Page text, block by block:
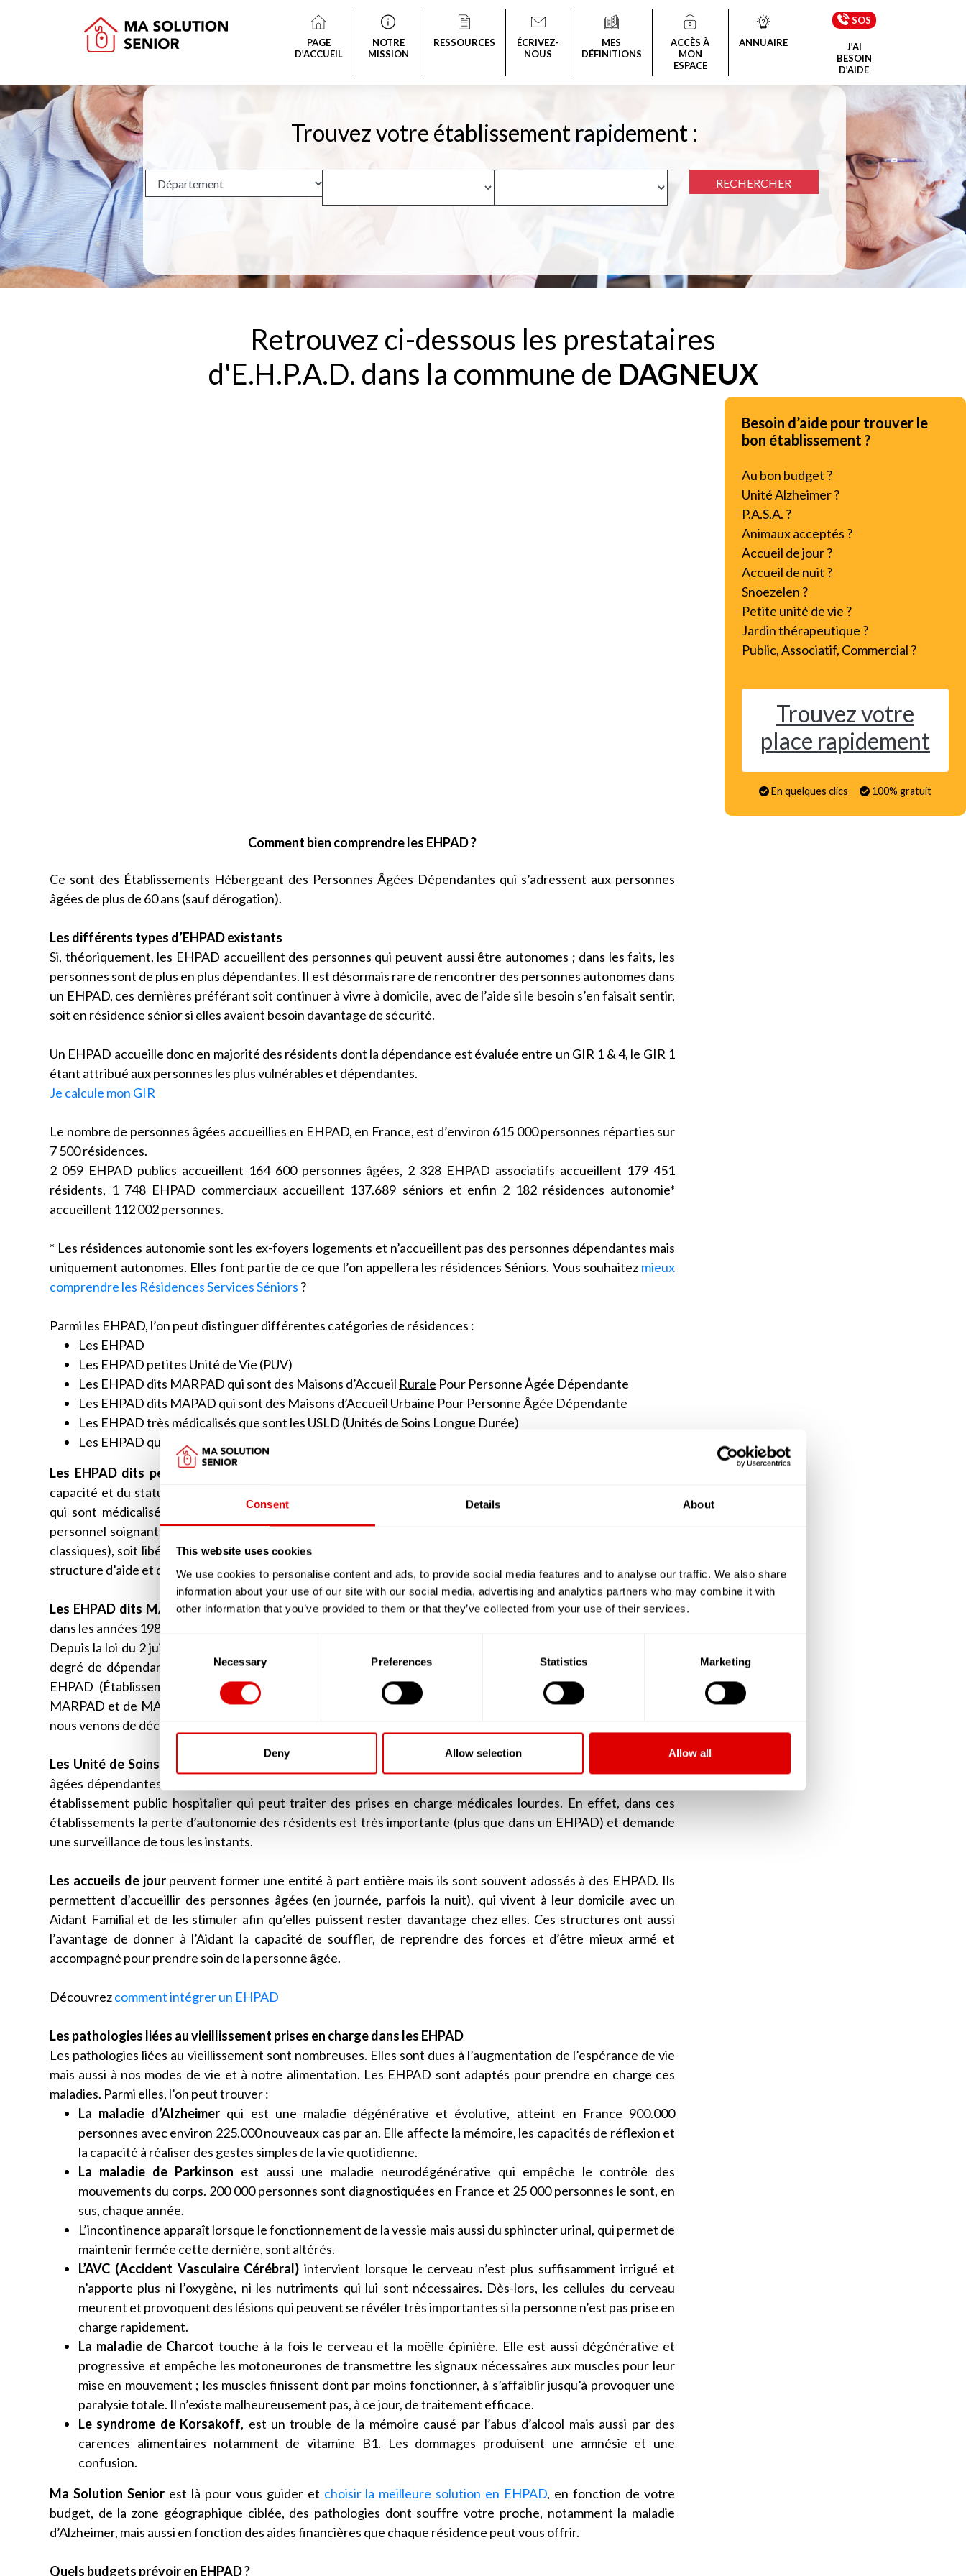
Consent Details About
This website uses cookies
We use cookies to personalise content and ads, to provide social media features and to analyse our traffic. We also share
information about your use of our site with our social media, advertising and analytics partners who may combine it with
other information that you’ve provided to them or that they’ve collected from your use of their services.
Consent
Necessary Preferences Statistics Marketing
Deny Allow selection Allow all
PAGE
D’ACCUEIL
NOTRE
MISSION
RESSOURCES
ÉCRIVEZ-
NOUS
MES
DÉFINITIONS
ACCÈS À
MON
ESPACE
ANNUAIRE
SOS
J’AI
BESOIN
D’AIDE
Trouvez votre établissement rapidement :
RECHERCHER
Retrouvez ci-dessous les prestataires
d'E.H.P.A.D. dans la commune de DAGNEUX
Besoin d’aide pour trouver le
bon établissement ?
Au bon budget ?
Unité Alzheimer ?
P.A.S.A. ?
Animaux acceptés ?
Accueil de jour ?
Accueil de nuit ?
Snoezelen ?
Petite unité de vie ?
Jardin thérapeutique ?
Public, Associatif, Commercial ?
Trouvez votre
place rapidement
En quelques clics 100% gratuit
Comment bien comprendre les EHPAD ?
Ce sont des Établissements Hébergeant des Personnes Âgées Dépendantes qui s’adressent aux personnes
âgées de plus de 60 ans (sauf dérogation).
Les différents types d’EHPAD existants
Si, théoriquement, les EHPAD accueillent des personnes qui peuvent aussi être autonomes ; dans les faits, les
personnes sont de plus en plus dépendantes. Il est désormais rare de rencontrer des personnes autonomes dans
un EHPAD, ces dernières préférant soit continuer à vivre à domicile, avec de l’aide si le besoin s’en faisait sentir,
soit en résidence sénior si elles avaient besoin davantage de sécurité.
Un EHPAD accueille donc en majorité des résidents dont la dépendance est évaluée entre un GIR 1 & 4, le GIR 1
étant attribué aux personnes les plus vulnérables et dépendantes.
Je calcule mon GIR
Le nombre de personnes âgées accueillies en EHPAD, en France, est d’environ 615 000 personnes réparties sur
7 500 résidences.
2 059 EHPAD publics accueillent 164 600 personnes âgées, 2 328 EHPAD associatifs accueillent 179 451
résidents, 1 748 EHPAD commerciaux accueillent 137.689 séniors et enfin 2 182 résidences autonomie*
accueillent 112 002 personnes.
* Les résidences autonomie sont les ex-foyers logements et n’accueillent pas des personnes dépendantes mais
uniquement autonomes. Elles font partie de ce que l’on appellera les résidences Séniors. Vous souhaitez mieux
comprendre les Résidences Services Séniors ?
Parmi les EHPAD, l’on peut distinguer différentes catégories de résidences :
Les EHPAD
Les EHPAD petites Unité de Vie (PUV)
Les EHPAD dits MARPAD qui sont des Maisons d’Accueil Rurale Pour Personne Âgée Dépendante
Les EHPAD dits MAPAD qui sont des Maisons d’Accueil Urbaine Pour Personne Âgée Dépendante
Les EHPAD très médicalisés que sont les USLD (Unités de Soins Longue Durée)
Les EHPAD qui disposent d’unité d’accueil de jour ou de nuit.
Les EHPAD dits petites unité de vie (PUV)
capacité et du statut des intervenants soignants. Elles ne comptent généralement au maximum que 25 places
qui sont médicalisées. Les chambres peuvent s’apparenter à des studios avec des petites kitchenettes. Le
personnel soignant, à la différence des EHPAD classiques, peut être soit salarié (tout comme dans les EHPAD
classiques), soit libéral auquel cas le résident fait appel à ses services, comme s’il vivait à son domicile avec une
structure d’aide et de soins à domicile (SAAD ou SSIAD ou SPASAD).
Les EHPAD dits MARPAD ou MAPADétaient en réalité les EHPAD implantés en milieu rural ou urbain créés
dans les années 1980 et 1990. Ces résidences ne pouvaient accueillir plus de 80 résidents.
Depuis la loi du 2 juillet 2002, les résidences qui ont une capacité d’accueil supérieure à 25 résidents et dont le
degré de dépendance de ses résidents est évalué par la grille AGGIR à plus de « 300 », doivent devenir des
EHPAD (Établissement d’Hébergement pour Personnes Âgées Dépendantes). Ainsi, lorsque l’on parle de
MARPAD et de MAPAD aujourd’hui, en réalité ce sont des EHPAD ou alors les petites unités de vie (PUV) que
nous venons de décrire.
Les Unité de Soins de Suite et de Longue Durée (USLD)
âgées dépendantes de plus de 60 ans. A la différence des EHPAD, les USLD sont plus souvent adossées à un
établissement public hospitalier qui peut traiter des prises en charge médicales lourdes. En effet, dans ces
établissements la perte d’autonomie des résidents est très importante (plus que dans un EHPAD) et demande
une surveillance de tous les instants.
Les accueils de jourpeuvent former une entité à part entière mais ils sont souvent adossés à des EHPAD. Ils
permettent d’accueillir des personnes âgées (en journée, parfois la nuit), qui vivent à leur domicile avec un
Aidant Familial et de les stimuler afin qu’elles puissent rester davantage chez elles. Ces structures ont aussi
l’avantage de donner à l’Aidant la capacité de souffler, de reprendre des forces et d’être mieux armé et
accompagné pour prendre soin de la personne âgée.
Découvrezcomment intégrer un EHPAD
Les pathologies liées au vieillissement prises en charge dans les EHPAD
Les pathologies liées au vieillissement sont nombreuses. Elles sont dues à l’augmentation de l’espérance de vie
mais aussi à nos modes de vie et à notre alimentation. Les EHPAD sont adaptés pour prendre en charge ces
maladies. Parmi elles, l’on peut trouver :
La maladie d’Alzheimer qui est une maladie dégénérative et évolutive, atteint en France 900.000
personnes avec environ 225.000 nouveaux cas par an. Elle affecte la mémoire, les capacités de réflexion et
la capacité à réaliser des gestes simples de la vie quotidienne.
La maladie de Parkinson est aussi une maladie neurodégénérative qui empêche le contrôle des
mouvements du corps. 200 000 personnes sont diagnostiquées en France et 25 000 personnes le sont, en
sus, chaque année.
L’incontinence apparaît lorsque le fonctionnement de la vessie mais aussi du sphincter urinal, qui permet de
maintenir fermée cette dernière, sont altérés.
L’AVC (Accident Vasculaire Cérébral) intervient lorsque le cerveau n’est plus suffisamment irrigué et
n’apporte plus ni l’oxygène, ni les nutriments qui lui sont nécessaires. Dès-lors, les cellules du cerveau
meurent et provoquent des lésions qui peuvent se révéler très importantes si la personne n’est pas prise en
charge rapidement.
La maladie de Charcot touche à la fois le cerveau et la moëlle épinière. Elle est aussi dégénérative et
progressive et empêche les motoneurones de transmettre les signaux nécessaires aux muscles pour leur
mise en mouvement ; les muscles finissent dont par moins fonctionner, à s’affaiblir jusqu’à provoquer une
paralysie totale. Il n’existe malheureusement pas, à ce jour, de traitement efficace.
Le syndrome de Korsakoff, est un trouble de la mémoire causé par l’abus d’alcool mais aussi par des
carences alimentaires notamment de vitamine B1. Les dommages produisent une amnésie et une
confusion.
Ma Solution Seniorest là pour vous guider et choisir la meilleure solution en EHPAD, en fonction de votre
budget, de la zone géographique ciblée, des pathologies dont souffre votre proche, notamment la maladie
d’Alzheimer, mais aussi en fonction des aides financières que chaque résidence peut vous offrir.
Quels budgets prévoir en EHPAD ?